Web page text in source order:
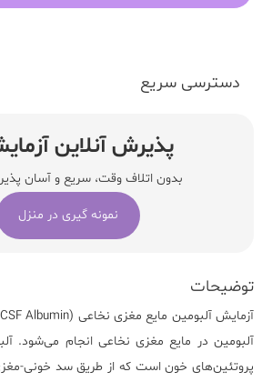
توضیحات
آزمایش آلبومین مایع مغزی نخاعی (CSF Albumin
آلبومین در مایع مغزی نخاعی انجام می‌شود.
دسترسی سریع
پذیرش آنلاین
بدون اتلاف وقت، سریع و آسان
نمونه گیری در منزل